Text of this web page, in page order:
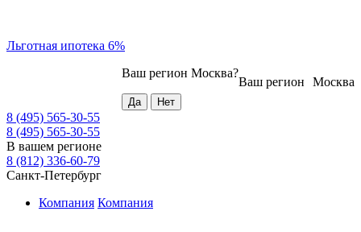
Льготная ипотека 6%
Москва
Ваш регион
Ваш регион Москва?
8 (495) 565-30-55
8 (495) 565-30-55
В вашем регионе
8 (812) 336-60-79
Санкт-Петербург
Компания Компания